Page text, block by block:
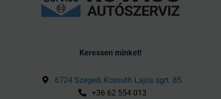
Keressen minket!
6724 Szeged, Kossuth Lajos sgrt. 85.
+36 62 554 013